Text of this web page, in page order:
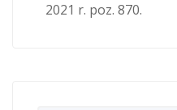
2021 r. poz. 870.